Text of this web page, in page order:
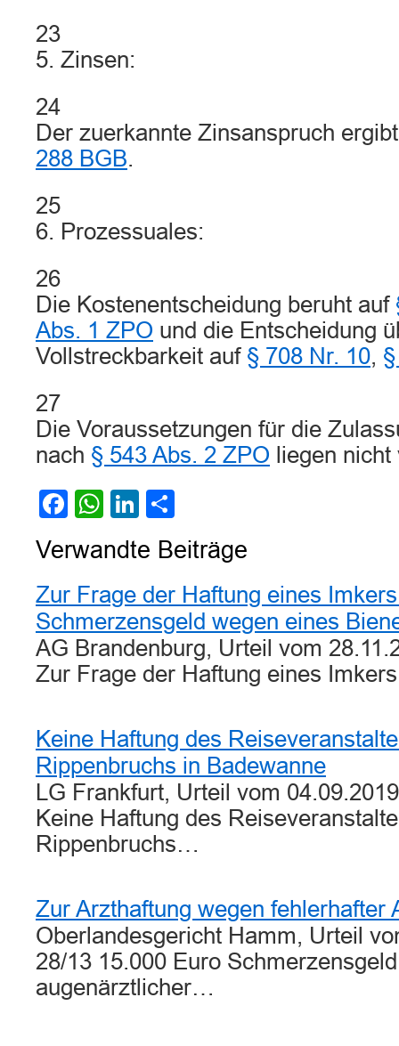
23
5. Zinsen:
24
Der zuerkannte Zinsanspruch
288 BGB.
25
6. Prozessuales:
26
Die Kostenentscheidung beruht auf
Abs. 1 ZPO und die Entscheidung
Vollstreckbarkeit auf § 708 Nr. 10,
27
Die Voraussetzungen für die
nach § 543 Abs. 2 ZPO liegen nicht
Facebook
WhatsApp
LinkedIn
Verwandte Beiträge
Zur Frage der Haftung eines
Schmerzensgeld wegen eines
AG Brandenburg, Urteil vom
Zur Frage der Haftung eines
Keine Haftung des
Rippenbruchs in Badewanne
LG Frankfurt, Urteil vom
Keine Haftung des
Rippenbruchs…
Zur Arzthaftung wegen fehlerhafter
Oberlandesgericht Hamm, Urteil
28/13 15.000 Euro
augenärztlicher…